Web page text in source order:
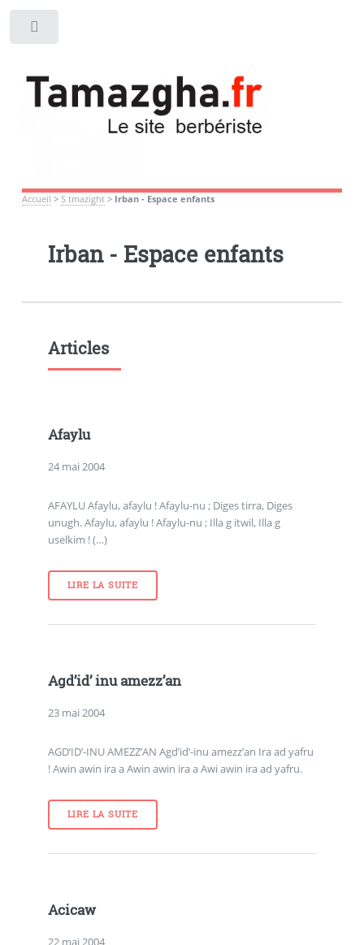
Accueil > S tmazight> Irban - Espace enfants
Irban - Espace enfants
Articles
Afaylu
24 mai 2004
AFAYLU Afaylu, afaylu ! Afaylu-nu ; Diges tirra, Diges
unugh. Afaylu, afaylu ! Afaylu-nu ; Illa g itwil, Illa g
uselkim ! (…)
LIRE LA SUITE
Agd’id’ inu amezz’an
23 mai 2004
AGD’ID’-INU AMEZZ’AN Agd’id’-inu amezz’an Ira ad yafru
! Awin awin ira a Awin awin ira a Awi awin ira ad yafru.
LIRE LA SUITE
Acicaw
22 mai 2004